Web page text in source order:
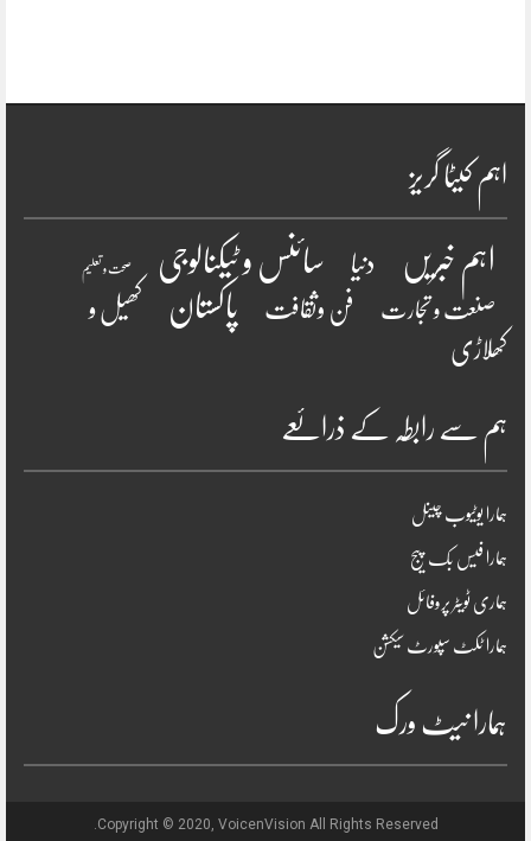
اہم کیٹا گریز
اہم خبریں دنیا سائنس و ٹیکنالوجی صحت و تعلیم
صنعت و تجارت فن وثقافت پاکستان
کھیل و
کھلاڑی
ہم سے رابطہ کے ذرائعے
ہمارا یوٹیوب چینل
ہمارا فیس بک پیج
ہماری ٹویٹر پروفائل
ہمارا ٹکٹ سپورٹ سیکشن
ہمارا نیٹ ورک
Copyright © 2020, VoicenVision All Rights Reserved.